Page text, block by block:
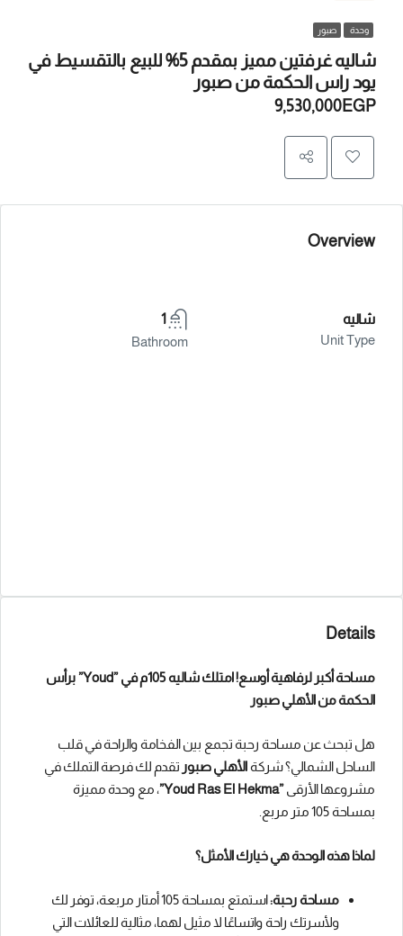
وحدة صبور
شاليه غرفتين مميز بمقدم 5% للبيع بالتقسيط في
يود راس الحكمة من صبور
9,530,000EGP
Overview
شاليه
Unit Type
1
Bathroom
Details
مساحة أكبر لرفاهية أوسع! امتلك شاليه 105م في ”Youd” برأس
الحكمة من الأهلي صبور
هل تبحث عن مساحة رحبة تجمع بين الفخامة والراحة في قلب
الساحل الشمالي؟ شركةالأهلي صبور تقدم لك فرصة التملك في
مشروعها الأرقى”Youd Ras El Hekma”
، مع وحدة مميزة
بمساحة 105 متر مربع.
لماذا هذه الوحدة هي خيارك الأمثل؟
مساحة رحبة:
استمتع بمساحة 105 أمتار مربعة، توفر لك
ولأسرتك راحة واتساعًا لا مثيل لهما، مثالية للعائلات التي